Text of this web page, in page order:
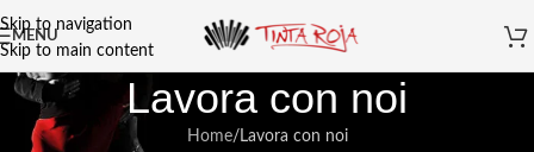
Skip to navigation
Skip to main content
MENU
Lavora con noi
Home Lavora con noi